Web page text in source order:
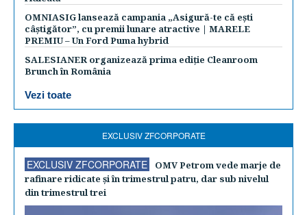
OMNIASIG lansează campania „Asigură-te că ești
câștigător”, cu premii lunare atractive | MARELE
PREMIU – Un Ford Puma hybrid
SALESIANER organizează prima ediție Cleanroom
Brunch în România
Vezi toate
EXCLUSIV ZFCORPORATE
EXCLUSIV ZFCORPORATE
OMV Petrom vede marje de
rafinare ridicate şi în trimestrul patru, dar sub nivelul
din trimestrul trei